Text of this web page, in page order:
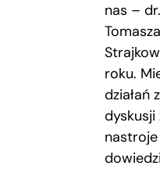
nas –
roku.
działań